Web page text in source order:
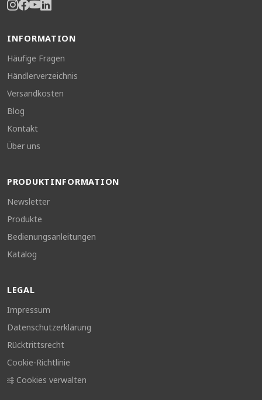
INFORMATION
Häufige Fragen
Händlerverzeichnis
Versandkosten
Blog
Kontakt
Über uns
PRODUKTINFORMATION
Newsletter
Produkte
Bedienungsanleitungen
Katalog
LEGAL
Impressum
Datenschutzerklärung
Rücktrittsrecht
Cookie-Richtlinie
Cookies verwalten